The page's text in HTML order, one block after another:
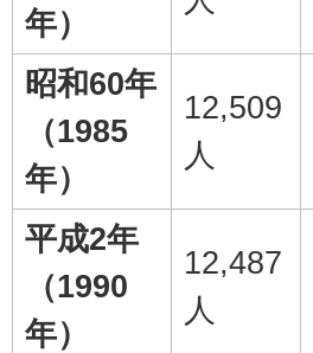
年）
昭和60年
（1985
年）
12,509
人
平成2年
（1990
年）
12,487
人